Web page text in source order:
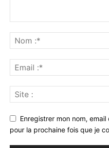
Enregistrer mon nom,
pour la prochaine fois que je